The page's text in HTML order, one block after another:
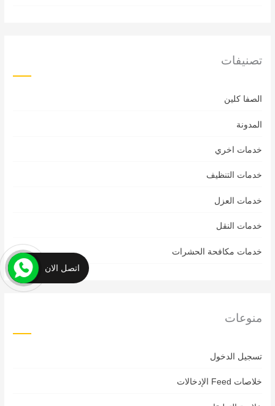
تصنيفات
الصفا كلين
المدونة
خدمات اخري
خدمات التنظيف
خدمات العزل
خدمات النقل
خدمات مكافحة الحشرات
منوعات
تسجيل الدخول
خلاصات Feed الإدخالات
اتصل الان